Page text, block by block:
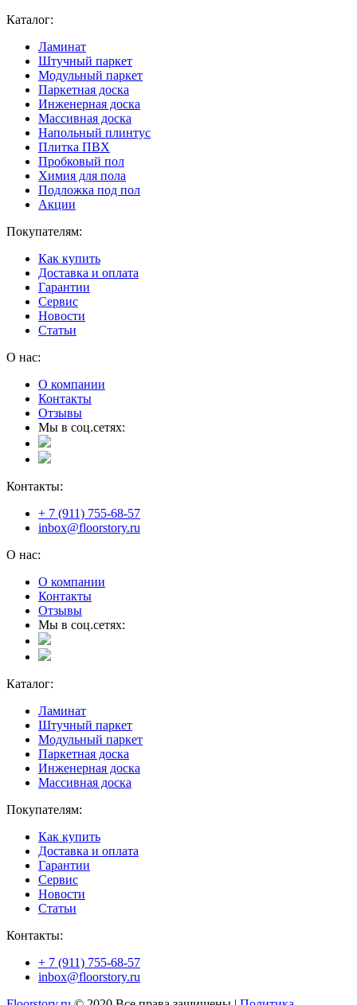
Каталог:
Ламинат
Штучный паркет
Модульный паркет
Паркетная доска
Инженерная доска
Массивная доска
Напольный плинтус
Плитка ПВХ
Пробковый пол
Химия для пола
Подложка под пол
Акции
Покупателям:
Как купить
Доставка и оплата
Гарантии
Сервис
Новости
Статьи
О нас:
О компании
Контакты
Отзывы
Мы в соц.сетях:
Контакты:
+ 7 (911) 755-68-57
inbox@floorstory.ru
О нас:
О компании
Контакты
Отзывы
Мы в соц.сетях:
Каталог:
Ламинат
Штучный паркет
Модульный паркет
Паркетная доска
Инженерная доска
Массивная доска
Покупателям:
Как купить
Доставка и оплата
Гарантии
Сервис
Новости
Статьи
Контакты:
+ 7 (911) 755-68-57
inbox@floorstory.ru